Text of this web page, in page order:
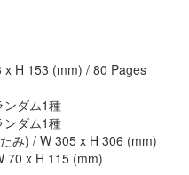
x H 153 (mm) / 80 Pages
ンダム1種
ンダム1種
み) / W 305 x H 306 (mm)
70 x H 115 (mm)